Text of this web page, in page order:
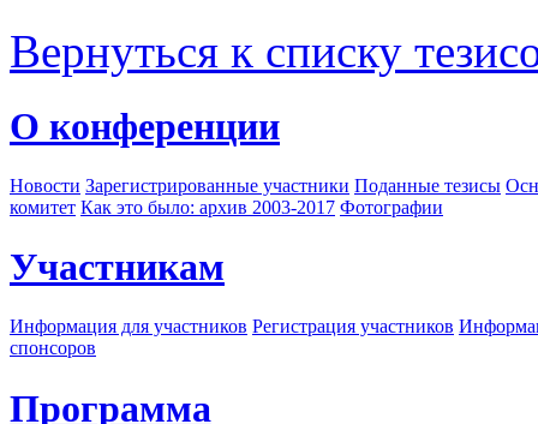
Вернуться к списку
О конференции
Новости Зарегистрированные участники Поданные тезисы
комитет Как это было: архив 2003-2017 Фотографии
Участникам
Информация для участников Регистрация участников
спонсоров
Программа